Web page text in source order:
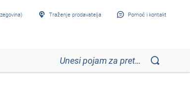
Traženje prodavatelja Pomoć i kontakt